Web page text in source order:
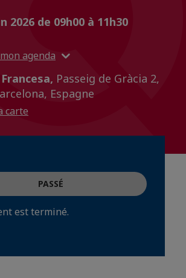
2026 de 09h00 à 11h30
agenda
Passeig de Gràcia 2,
Espagne
carte
PASSÉ
est terminé.